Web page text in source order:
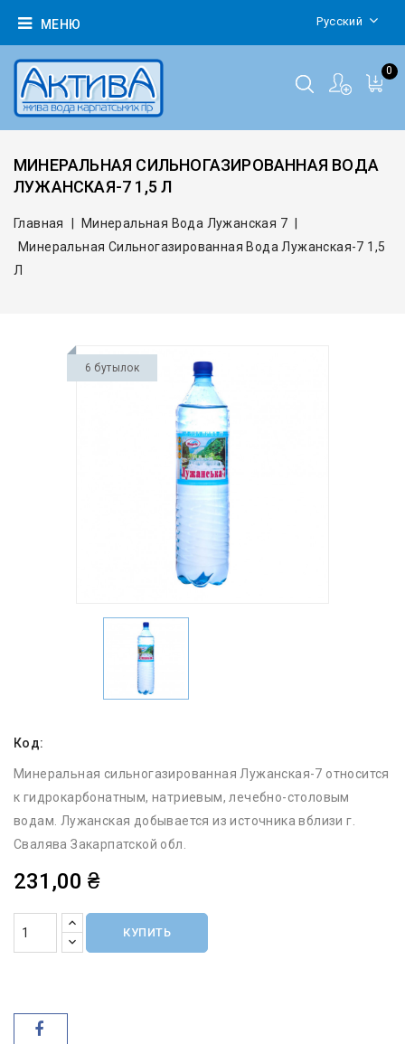
Русский
МЕНЮ
0
МИНЕРАЛЬНАЯ СИЛЬНОГАЗИРОВАННАЯ ВОДА
ЛУЖАНСКАЯ-7 1,5 Л
Главная
Минеральная Вода Лужанская 7
Минеральная Сильногазированная Вода Лужанская-7 1,5
Л
6 бутылок
Код:
Минеральная сильногазированная Лужанская-7 относится
к гидрокарбонатным, натриевым, лечебно-столовым
водам. Лужанская добывается из источника вблизи г.
Свалява Закарпатской обл.
231,00 ₴
КУПИТЬ